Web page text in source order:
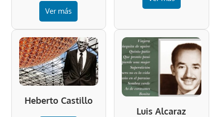
Ver más
Heberto Castillo
Luis Alcaraz